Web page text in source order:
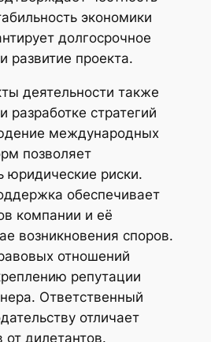
экономики
долгосрочное
развитие проекта.
деятельности также
разработке стратегий
международных
позволяет
юридические риски.
обеспечивает
компании и её
возникновения споров.
отношений
репутации
Ответственный
отличает
от дилетантов.